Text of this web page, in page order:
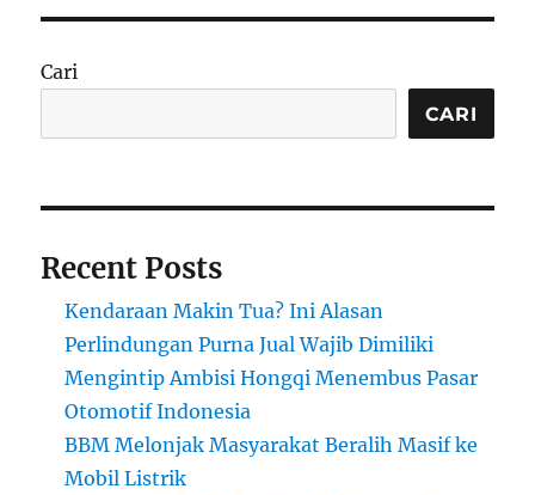
Cari
CARI
Recent Posts
Kendaraan Makin Tua? Ini Alasan
Perlindungan Purna Jual Wajib Dimiliki
Mengintip Ambisi Hongqi Menembus Pasar
Otomotif Indonesia
BBM Melonjak Masyarakat Beralih Masif ke
Mobil Listrik